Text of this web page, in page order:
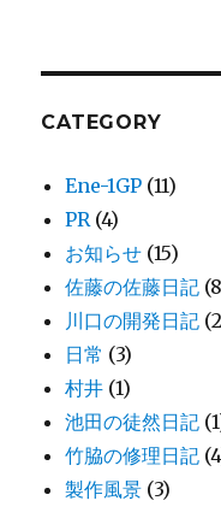
CATEGORY
Ene-1GP (11)
PR (4)
お知らせ (15)
佐藤の佐藤日記
川口の開発日記
日常 (3)
村井 (1)
池田の徒然日記
竹脇の修理日記
製作風景 (3)